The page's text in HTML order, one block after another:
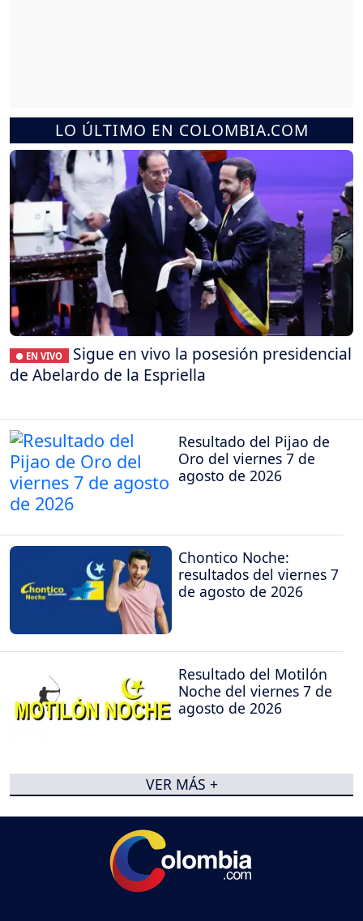
LO ÚLTIMO EN COLOMBIA.COM
● EN VIVO
Sigue en vivo la posesión presidencial
de Abelardo de la Espriella
Resultado del Pijao de
Oro del viernes 7 de
agosto de 2026
Chontico Noche:
resultados del viernes 7
de agosto de 2026
Resultado del Motilón
Noche del viernes 7 de
agosto de 2026
VER MÁS +